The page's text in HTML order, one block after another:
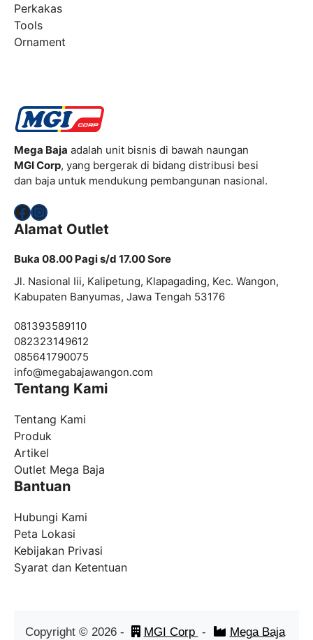
Perkakas
Tools
Ornament
Mega Baja adalah unit bisnis di bawah naungan
MGI Corp, yang bergerak di bidang distribusi besi
dan baja untuk mendukung pembangunan nasional.
Facebook
Instagram
Alamat Outlet
Buka 08.00 Pagi s/d 17.00 Sore
Jl. Nasional Iii, Kalipetung, Klapagading, Kec. Wangon,
Kabupaten Banyumas, Jawa Tengah 53176
081393589110
082323149612
085641790075
info@megabajawangon.com
Tentang Kami
Tentang Kami
Produk
Artikel
Outlet Mega Baja
Bantuan
Hubungi Kami
Peta Lokasi
Kebijakan Privasi
Syarat dan Ketentuan
Copyright © 2026- MGI Corp - Mega Baja